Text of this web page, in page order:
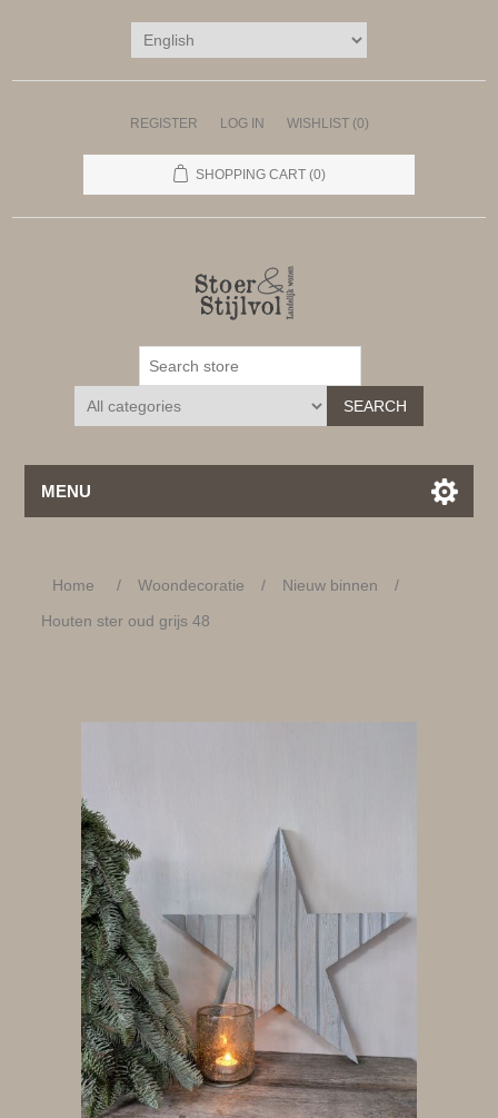
REGISTER LOG IN WISHLIST (0)
SHOPPING CART (0)
SEARCH
MENU
Home / Woondecoratie / Nieuw binnen
/
Houten ster oud grijs 48